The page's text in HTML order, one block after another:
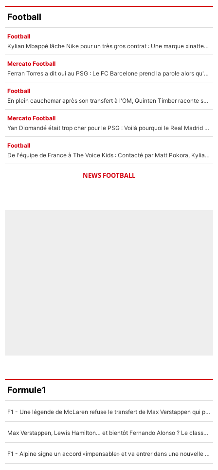
Football
Football
Kylian Mbappé lâche Nike pour un très gros contrat : Une marque «inattendue» va frapper très fort
Mercato Football
Ferran Torres a dit oui au PSG : Le FC Barcelone prend la parole alors qu'un transfert de l'attaquant espagnol prend forme
Football
En plein cauchemar après son transfert à l'OM, Quinten Timber raconte ses doutes après sa signature à Marseille
Mercato Football
Yan Diomandé était trop cher pour le PSG : Voilà pourquoi le Real Madrid a accepté de payer la somme record de 140M€ pour boucler son transfert !
Football
De l'équipe de France à The Voice Kids : Contacté par Matt Pokora, Kylian Mbappé a accepté de jouer un rôle inédit sur TF1 !
NEWS FOOTBALL
Formule1
F1 - Une légende de McLaren refuse le transfert de Max Verstappen qui pourrait «faire des vagues» et plomber l'ambiance dans l'équipe
Max Verstappen, Lewis Hamilton… et bientôt Fernando Alonso ? Le classement des pilotes les mieux payés en Formule 1 risque de changer !
F1 - Alpine signe un accord «impensable» et va entrer dans une nouvelle dimension : Grande nouvelle pour Pierre Gasly !